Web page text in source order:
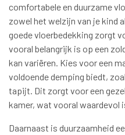
comfortabele en duurzame
zowel het welzijn van je kind
goede vloerbedekking zorgt
vooral belangrijk is op een
kan variëren. Kies voor een
voldoende demping biedt,
tapijt. Dit zorgt voor een
kamer, wat vooral waardevol
Daarnaast is duurzaamheid